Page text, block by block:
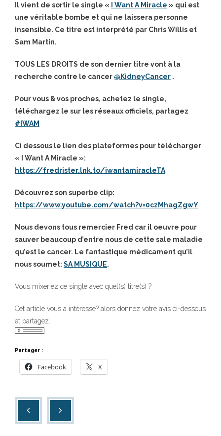
Il vient de sortir le single « I Want A Miracle » qui est
une véritable bombe et qui ne laissera personne
insensible. Ce titre est interprété par Chris Willis et
Sam Martin.
TOUS LES DROITS de son dernier titre vont à la
recherche contre le cancer@KidneyCancer .
Pour vous & vos proches, achetez le single,
téléchargez le sur les réseaux officiels, partagez
# IWAM
Ci dessous le lien des plateformes pour télécharger
« I Want A Miracle »:
https://fredrister.lnk.to/iwantamiracleTA
Découvrez son superbe clip:
https://www.youtube.com/watch?v=0czMhagZgwY
Nous devons tous remercier Fred car il oeuvre pour
sauver beaucoup d’entre nous de cette sale maladie
qu’est le cancer. Le fantastique médicament qu’il
nous soumet: SA MUSIQUE.
Vous mixeriez ce single avec quel(s) titre(s) ?
Cet article vous a intéressé? alors donnez votre avis ci-dessous
et partagez.
Partager :
Facebook X